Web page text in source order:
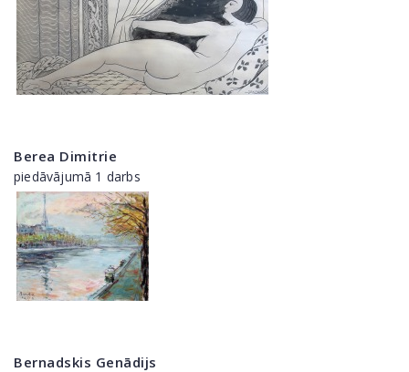
Berea Dimitrie
piedāvājumā 1 darbs
Bernadskis Genādijs